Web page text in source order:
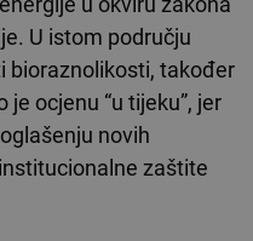
U istom području
bioraznolikosti, također
je ocjenu “u tijeku”, jer
novih
zaštite